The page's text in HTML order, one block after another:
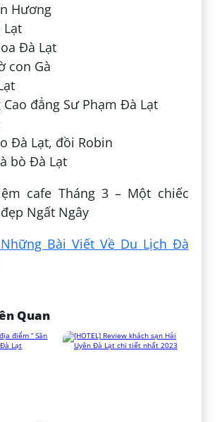
Hương
Lạt
Đà Lạt
con Gà
đẳng Sư Phạm Đà Lạt
Đà Lạt, đồi Robin
bò Đà Lạt
cafe Tháng 3 – Một chiếc
Ngất Ngây
Bài Viết Về Du Lịch Đà
Quan